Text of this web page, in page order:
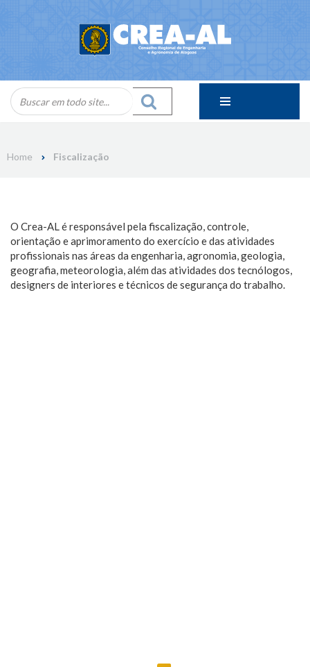
Home Fiscalização
O Crea-AL é responsável pela fiscalização, controle,
orientação e aprimoramento do exercício e das atividades
profissionais nas áreas da engenharia, agronomia, geologia,
geografia, meteorologia, além das atividades dos tecnólogos,
designers de interiores e técnicos de segurança do trabalho.